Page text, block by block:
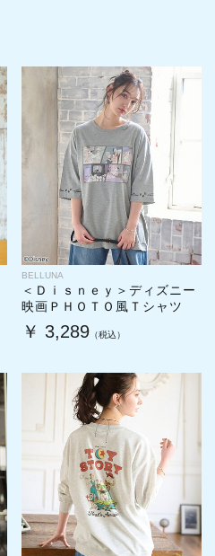
BELLUNA
＜Ｄｉｓｎｅｙ＞ディズニー
映画ＰＨＯＴＯ風Ｔシャツ
￥ 3,289